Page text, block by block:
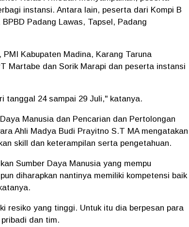
instansi. Antara lain, peserta dari Kompi B
Padang Lawas, Tapsel, Padang
Kabupaten Madina, Karang Taruna
Martabe dan Sorik Marapi dan peserta instansi
tanggal 24 sampai 29 Juli," katanya.
Manusia dan Pencarian dan Pertolongan
Ahli Madya Budi Prayitno S.T MA mengatakan
skill dan keterampilan serta pengetahuan.
Sumber Daya Manusia yang mempu
diharapkan nantinya memiliki kompetensi baik
resiko yang tinggi. Untuk itu dia berpesan para
dan tim.